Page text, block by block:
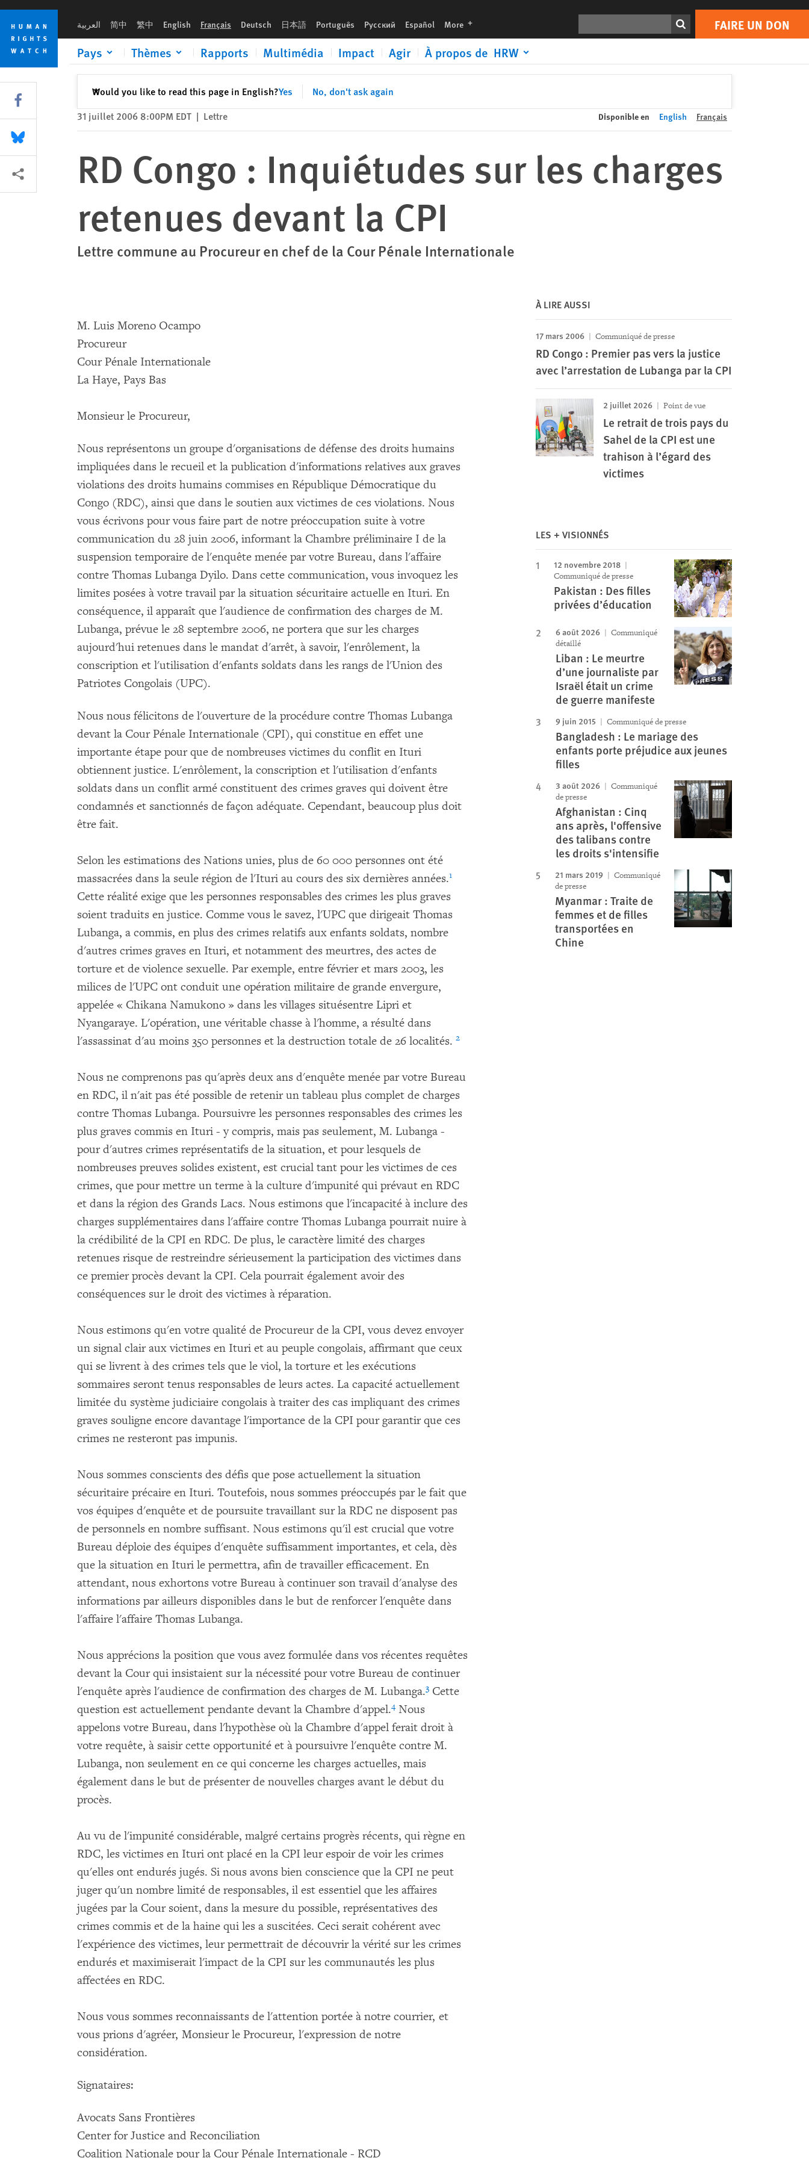
Skip
cookie
privacy
notice
Skip
main
content
العربية 简中 繁中 English Français Deutsch 日本語 Português Русский Español More languages FAIRE UN DON
Pays Thèmes Rapports Multimédia Impact Agir À propos de HRW
Would you like to read this page in English?Yes No, don't ask again
✕Fermer
Print FAIRE UN DON
31 juillet 2006 8:00PM EDT | Lettre Disponible en English Français
RD Congo : Inquiétudes sur les charges
retenues devant la CPI
Lettre commune au Procureur en chef de la Cour Pénale Internationale
M. Luis Moreno Ocampo
Procureur
Cour Pénale Internationale
La Haye, Pays Bas
Monsieur le Procureur,
Nous représentons un groupe d'organisations de défense des droits humains
impliquées dans le recueil et la publication d'informations relatives aux graves
violations des droits humains commises en République Démocratique du
Congo (RDC), ainsi que dans le soutien aux victimes de ces violations. Nous
vous écrivons pour vous faire part de notre préoccupation suite à votre
communication du 28 juin 2006, informant la Chambre préliminaire I de la
suspension temporaire de l'enquête menée par votre Bureau, dans l'affaire
contre Thomas Lubanga Dyilo. Dans cette communication, vous invoquez les
limites posées à votre travail par la situation sécuritaire actuelle en Ituri. En
conséquence, il apparaît que l'audience de confirmation des charges de M.
Lubanga, prévue le 28 septembre 2006, ne portera que sur les charges
aujourd'hui retenues dans le mandat d'arrêt, à savoir, l'enrôlement, la
conscription et l'utilisation d'enfants soldats dans les rangs de l'Union des
Patriotes Congolais (UPC).
Nous nous félicitons de l'ouverture de la procédure contre Thomas Lubanga
devant la Cour Pénale Internationale (CPI), qui constitue en effet une
importante étape pour que de nombreuses victimes du conflit en Ituri
obtiennent justice. L'enrôlement, la conscription et l'utilisation d'enfants
soldats dans un conflit armé constituent des crimes graves qui doivent être
condamnés et sanctionnés de façon adéquate. Cependant, beaucoup plus doit
être fait.
Selon les estimations des Nations unies, plus de 60 000 personnes ont été
massacrées dans la seule région de l'Ituri au cours des six dernières années.1
Cette réalité exige que les personnes responsables des crimes les plus graves
soient traduits en justice. Comme vous le savez, l'UPC que dirigeait Thomas
Lubanga, a commis, en plus des crimes relatifs aux enfants soldats, nombre
d'autres crimes graves en Ituri, et notamment des meurtres, des actes de
torture et de violence sexuelle. Par exemple, entre février et mars 2003, les
milices de l'UPC ont conduit une opération militaire de grande envergure,
appelée « Chikana Namukono » dans les villages situésentre Lipri et
Nyangaraye. L'opération, une véritable chasse à l'homme, a résulté dans
l'assassinat d'au moins 350 personnes et la destruction totale de 26 localités. 2
Nous ne comprenons pas qu'après deux ans d'enquête menée par votre Bureau
en RDC, il n'ait pas été possible de retenir un tableau plus complet de charges
contre Thomas Lubanga. Poursuivre les personnes responsables des crimes les
plus graves commis en Ituri - y compris, mais pas seulement, M. Lubanga -
pour d'autres crimes représentatifs de la situation, et pour lesquels de
nombreuses preuves solides existent, est crucial tant pour les victimes de ces
crimes, que pour mettre un terme à la culture d'impunité qui prévaut en RDC
et dans la région des Grands Lacs. Nous estimons que l'incapacité à inclure des
charges supplémentaires dans l'affaire contre Thomas Lubanga pourrait nuire à
la crédibilité de la CPI en RDC. De plus, le caractère limité des charges
retenues risque de restreindre sérieusement la participation des victimes dans
ce premier procès devant la CPI. Cela pourrait également avoir des
conséquences sur le droit des victimes à réparation.
Nous estimons qu'en votre qualité de Procureur de la CPI, vous devez envoyer
un signal clair aux victimes en Ituri et au peuple congolais, affirmant que ceux
qui se livrent à des crimes tels que le viol, la torture et les exécutions
sommaires seront tenus responsables de leurs actes. La capacité actuellement
limitée du système judiciaire congolais à traiter des cas impliquant des crimes
graves souligne encore davantage l'importance de la CPI pour garantir que ces
crimes ne resteront pas impunis.
Nous sommes conscients des défis que pose actuellement la situation
sécuritaire précaire en Ituri. Toutefois, nous sommes préoccupés par le fait que
vos équipes d'enquête et de poursuite travaillant sur la RDC ne disposent pas
de personnels en nombre suffisant. Nous estimons qu'il est crucial que votre
Bureau déploie des équipes d'enquête suffisamment importantes, et cela, dès
que la situation en Ituri le permettra, afin de travailler efficacement. En
attendant, nous exhortons votre Bureau à continuer son travail d'analyse des
informations par ailleurs disponibles dans le but de renforcer l'enquête dans
l'affaire l'affaire Thomas Lubanga.
Nous apprécions la position que vous avez formulée dans vos récentes requêtes
devant la Cour qui insistaient sur la nécessité pour votre Bureau de continuer
l'enquête après l'audience de confirmation des charges de M. Lubanga.3 Cette
question est actuellement pendante devant la Chambre d'appel.4 Nous
appelons votre Bureau, dans l'hypothèse où la Chambre d'appel ferait droit à
votre requête, à saisir cette opportunité et à poursuivre l'enquête contre M.
Lubanga, non seulement en ce qui concerne les charges actuelles, mais
également dans le but de présenter de nouvelles charges avant le début du
procès.
Au vu de l'impunité considérable, malgré certains progrès récents, qui règne en
RDC, les victimes en Ituri ont placé en la CPI leur espoir de voir les crimes
qu'elles ont endurés jugés. Si nous avons bien conscience que la CPI ne peut
juger qu'un nombre limité de responsables, il est essentiel que les affaires
jugées par la Cour soient, dans la mesure du possible, représentatives des
crimes commis et de la haine qui les a suscitées. Ceci serait cohérent avec
l'expérience des victimes, leur permettrait de découvrir la vérité sur les crimes
endurés et maximiserait l'impact de la CPI sur les communautés les plus
affectées en RDC.
Nous vous sommes reconnaissants de l'attention portée à notre courrier, et
vous prions d'agréer, Monsieur le Procureur, l'expression de notre
considération.
Signataires:
Avocats Sans Frontières
Center for Justice and Reconciliation
Coalition Nationale pour la Cour Pénale Internationale - RCD
À LIRE AUSSI
17 mars 2006 Communiqué de presse
RD Congo : Premier pas vers la justice
avec l’arrestation de Lubanga par la CPI
2 juillet 2026 Point de vue
Le retrait de trois pays du
Sahel de la CPI est une
trahison à l’égard des
victimes
LES + VISIONNÉS
12 novembre 2018
Communiqué de presse
Pakistan : Des filles
privées d’éducation
6 août 2026
Communiqué
détaillé
Liban : Le meurtre
d’une journaliste par
Israël était un crime
de guerre manifeste
9 juin 2015 Communiqué de presse
Bangladesh : Le mariage des
enfants porte préjudice aux jeunes
filles
3 août 2026
Communiqué
de presse
Afghanistan : Cinq
ans après, l'offensive
des talibans contre
les droits s'intensifie
21 mars 2019
Communiqué
de presse
Myanmar : Traite de
femmes et de filles
transportées en
Chine
Share this via Facebook
Share this via Bluesky
Share this via Partagez